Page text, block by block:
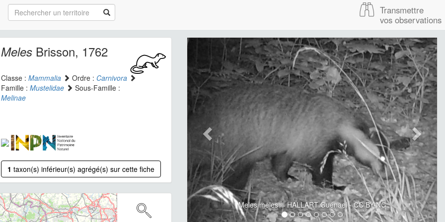
Transmettre
vos observations
MelesBrisson, 1762
Classe : Mammalia Ordre : Carnivora
Famille : Mustelidae
Sous-Famille :
Melinae
1 taxon(s) inférieur(s) agrégé(s) sur cette fiche
Meles meles © HALLART Guénael - CC BY-NC